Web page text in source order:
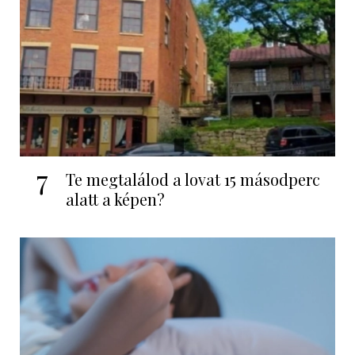
7
Te megtalálod a lovat 15 másodperc
alatt a képen?